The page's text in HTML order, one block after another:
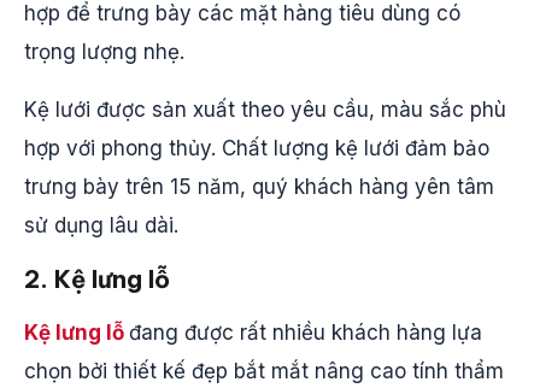
hợp để trưng bày các mặt hàng tiêu dùng có
trọng lượng nhẹ.
Kệ lưới được sản xuất theo yêu cầu, màu sắc phù
hợp với phong thủy. Chất lượng kệ lưới đảm bảo
trưng bày trên 15 năm, quý khách hàng yên tâm
sử dụng lâu dài.
2. Kệ lưng lỗ
Kệ lưng lỗ đang được rất nhiều khách hàng lựa
chọn bởi thiết kế đẹp bắt mắt nâng cao tính thẩm